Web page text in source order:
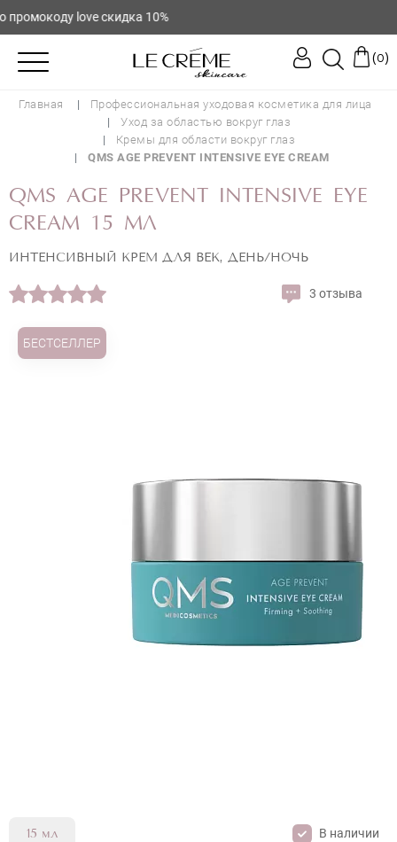
love скидка 10%
(0)
Главная
Профессиональная уходовая косметика для лица
Уход за областью вокруг глаз
Кремы для области вокруг глаз
QMS AGE PREVENT INTENSIVE EYE CREAM
QMS AGE PREVENT INTENSIVE EYE
CREAM 15 МЛ
ИНТЕНСИВНЫЙ КРЕМ ДЛЯ ВЕК, ДЕНЬ/НОЧЬ
3 отзыва
БЕСТСЕЛЛЕР
15 мл В наличии